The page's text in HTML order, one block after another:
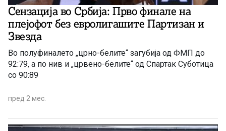
Сензација во Србија: Прво финале на
плејофот без евролигашите Партизан и
Звезда
Во полуфиналето „црно-белите“ загубија од ФМП до
92:79, а по нив и „црвено-белите“ од Спартак Суботица
со 90:89
пред 2 мес.